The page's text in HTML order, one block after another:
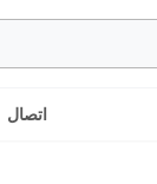
اتصال